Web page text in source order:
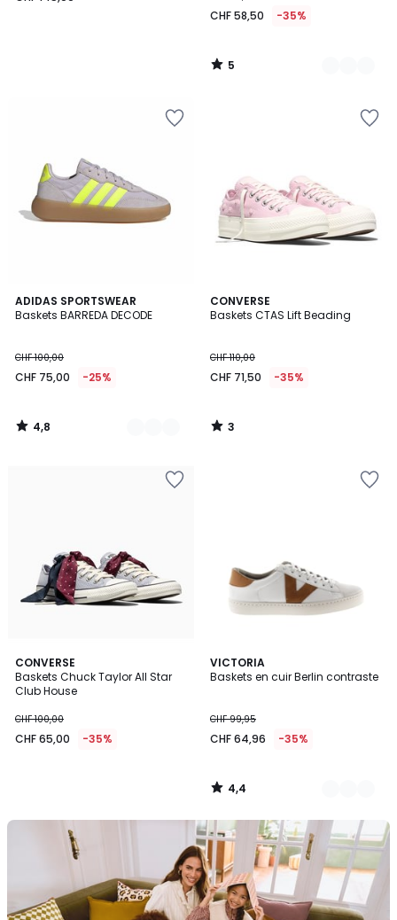
CHF 58,50 -35%
5
/
ADIDAS SPORTSWEAR
Baskets BARREDA DECODE
CHF 100,00
CHF 75,00 -25%
4,8
/ 5
3
Couleurs
4,8
/
CONVERSE
Baskets CTAS Lift Beading
CHF 110,00
CHF 71,50 -35%
3
/
3
/
CONVERSE
Baskets Chuck Taylor All Star
Club House
CHF 100,00
CHF 65,00 -35%
Notre
rentrer
VICTORIA
Baskets en cuir Berlin contraste
CHF 99,95
CHF 64,96 -35%
4,4
/ 5
2
Couleurs
4,4
/